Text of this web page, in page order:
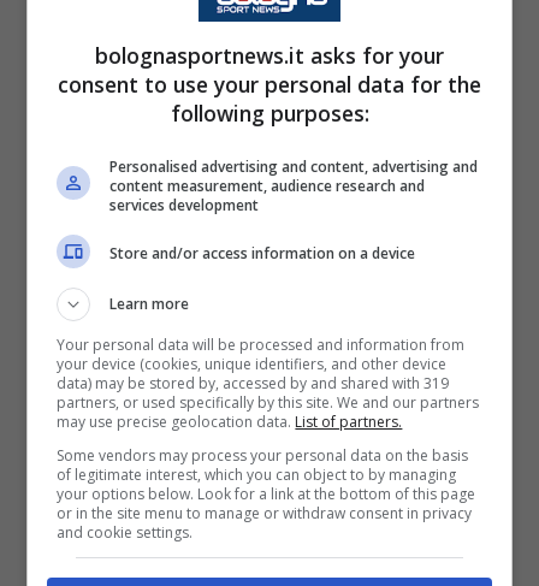
disciplina difensiva e sviluppo dei giocatori
non sono scomparsi. Tuttavia, il calcio
moderno è cambiato: è più veloce, più fisico
e più diretto. Se non ti adatti, fai fatica
indipendentemente dal nome”.
Il consiglio di Terim
Nel corso dell’intervista ha anche modo di
dare un consiglio fornendo un appunto alla
Serie A:“Ci sono club importanti, ma il gioco
a volte può essere troppo controllato e
prudente. Questo crea differenze in campo
internazionale. Non direi mai ‘l’Italia è finita’
bolognasportnews.it asks for your
consent to use your personal data for the
following purposes:
Personalised advertising and content, advertising and
content measurement, audience research and
services development
Store and/or access information on a device
Learn more
Your personal data will be processed and information from
your device (cookies, unique identifiers, and other device
data) may be stored by, accessed by and shared with 319
partners, or used specifically by this site. We and our partners
may use precise geolocation data. List of partners.
Some vendors may process your personal data on the basis
of legitimate interest, which you can object to by managing
your options below. Look for a link at the bottom of this page
or in the site menu to manage or withdraw consent in privacy
and cookie settings.